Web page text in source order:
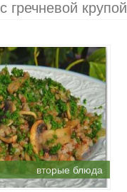
гречневой крупой
вторые блюда